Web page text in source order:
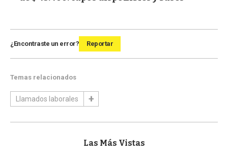
¿Encontraste un error? Reportar
Temas relacionados
Llamados laborales
Las Más Vistas